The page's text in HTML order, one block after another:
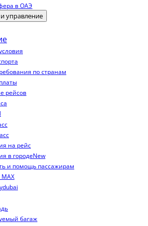
в ОАЭ
управление
по странам
рейсов
на рейс
в городеNew
и помощь пассажирам
багаж